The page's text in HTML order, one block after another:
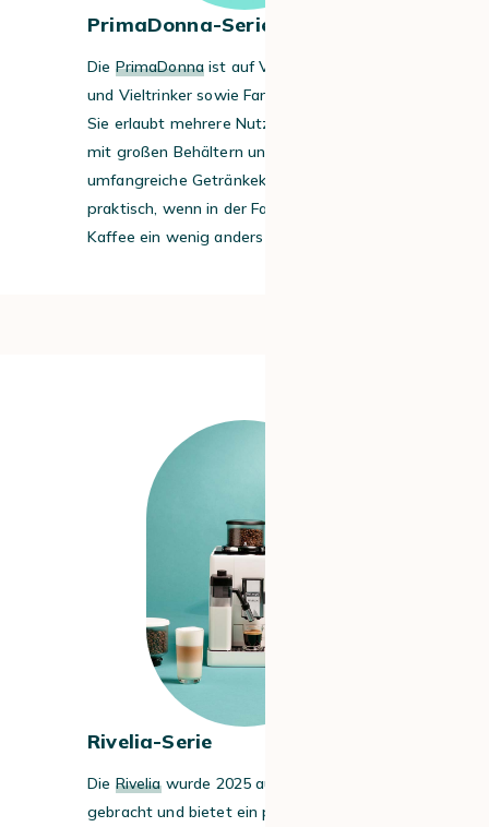
PrimaDonna-Serie
Die PrimaDonnaist auf Vieltrinkerinnen
und Vieltrinker sowie Familien ausgelegt:
Sie erlaubt mehrere Nutzerprofile, punktet
mit großen Behältern und bietet eine
umfangreiche Getränkekarte. Besonders
praktisch, wenn in der Familie jeder seinen
Kaffee ein wenig anders mag.
Rivelia-Serie
Die Rivelia wurde 2025 auf den Markt
gebracht und bietet ein patentiertes Bean